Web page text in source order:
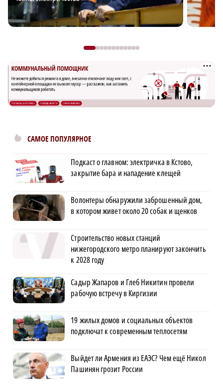
САМОЕ ПОПУЛЯРНОЕ
Подкаст о главном: электричка в Кстово,
закрытие бара и нападение клещей
Волонтеры обнаружили заброшенный дом,
в котором живет около 20 собак и щенков
Строительство новых станций
нижегородского метро планируют закончить
к 2028 году
Садыр Жапаров и Глеб Никитин провели
рабочую встречу в Киргизии
19 жилых домов и социальных объектов
подключат к современным теплосетям
Выйдет ли Армения из ЕАЭС? Чем ещё Никол
Пашинян грозит России